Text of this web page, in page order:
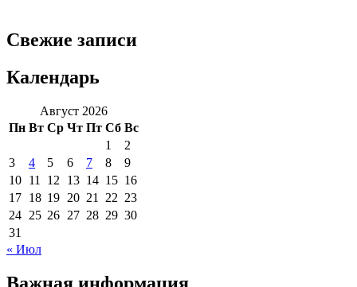
Свежие записи
Календарь
Август 2026
Пн Вт Ср Чт Пт Сб Вс
1
2
3
4 5 6 7 8
9
10 11 12 13 14 15 16
17 18 19 20 21 22 23
24 25 26 27 28 29 30
31
« Июл
Важная информация